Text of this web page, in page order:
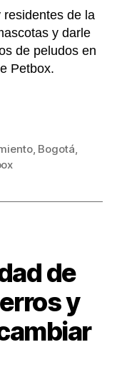
residentes de la
y darle
de peludos en
Petbox.
, Bogotá,
de
y